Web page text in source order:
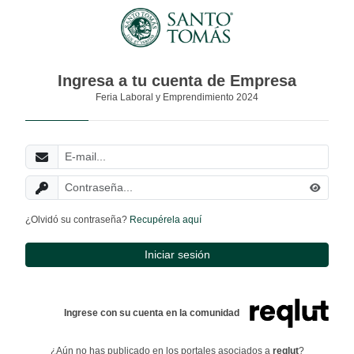
Ingresa a tu cuenta de Empresa
Feria Laboral y Emprendimiento 2024
¿Olvidó su contraseña? Recupérela aquí
Iniciar sesión
Ingrese con su cuenta en la comunidad
¿Aún no has publicado en los portales asociados a reqlut?